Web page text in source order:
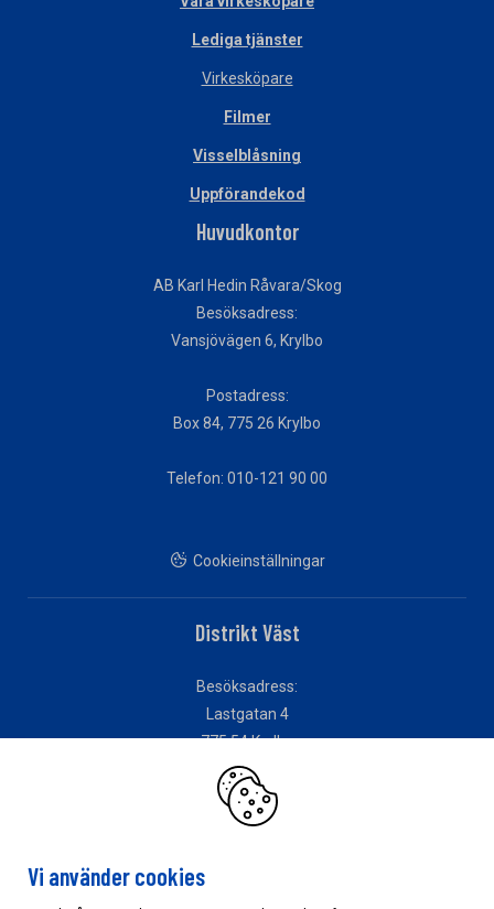
Lediga tjänster
Virkesköpare
Filmer
Visselblåsning
Uppförandekod
Huvudkontor
AB Karl Hedin Råvara/Skog
Besöksadress:
Vansjövägen 6, Krylbo
Postadress:
Box 84, 775 26 Krylbo
Telefon: 010-121 90 00
Cookieinställningar
Distrikt Väst
Besöksadress:
Lastgatan 4
775 54 Krylbo
Vi använder cookies